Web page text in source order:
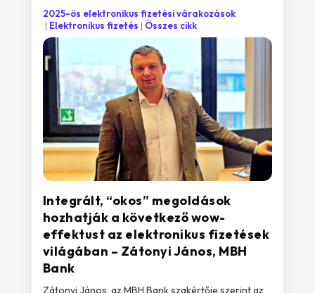
Integrált, “okos” megoldások
hozhatják a következő wow-
effektust az elektronikus fizetések
világában – Zátonyi János, MBH
Bank
2025-ös elektronikus fizetési várakozások
Elektronikus fizetés
Összes cikk
Zátonyi János, az MBH Bank szakértője szerint az